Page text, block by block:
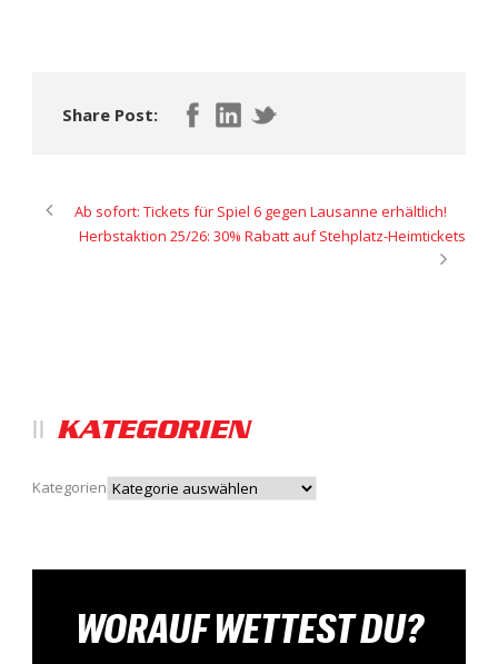
Share Post:
Ab sofort: Tickets für Spiel 6 gegen Lausanne erhältlich!
Herbstaktion 25/26: 30% Rabatt auf Stehplatz-Heimtickets
KATEGORIEN
Kategorien